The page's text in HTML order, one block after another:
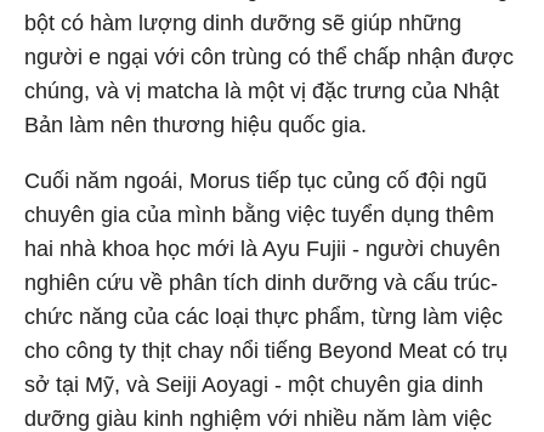
bột có hàm lượng dinh dưỡng sẽ giúp những
người e ngại với côn trùng có thể chấp nhận được
chúng, và vị matcha là một vị đặc trưng của Nhật
Bản làm nên thương hiệu quốc gia.
Cuối năm ngoái, Morus tiếp tục củng cố đội ngũ
chuyên gia của mình bằng việc tuyển dụng thêm
hai nhà khoa học mới là Ayu Fujii - người chuyên
nghiên cứu về phân tích dinh dưỡng và cấu trúc-
chức năng của các loại thực phẩm, từng làm việc
cho công ty thịt chay nổi tiếng Beyond Meat có trụ
sở tại Mỹ, và Seiji Aoyagi - một chuyên gia dinh
dưỡng giàu kinh nghiệm với nhiều năm làm việc